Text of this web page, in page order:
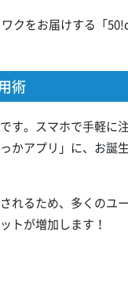
クをお届けする「
術
す。スマホで手軽に
かアプリ」に、お誕
れるため、多くのユ
トが増加します！